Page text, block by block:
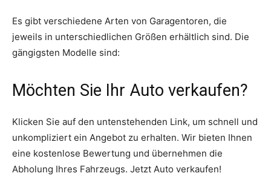
Es gibt verschiedene Arten von Garagentoren, die
jeweils in unterschiedlichen Größen erhältlich sind. Die
gängigsten Modelle sind:
Möchten Sie Ihr Auto verkaufen?
Klicken Sie auf den untenstehenden Link, um schnell und
unkompliziert ein Angebot zu erhalten. Wir bieten Ihnen
eine kostenlose Bewertung und übernehmen die
Abholung Ihres Fahrzeugs. Jetzt Auto verkaufen!